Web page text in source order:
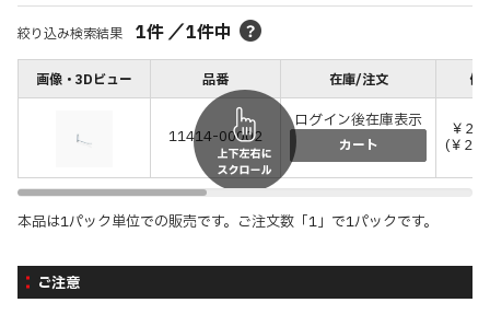
絞り込み検索結果 1件／1件中
画像・3Dビュー 品番 在庫/注文 価
11414-00002
ログイン後在庫表示
カート
￥
(￥
本品は1パック単位での販売です。ご注文数「1」で1パックです。
ご注意